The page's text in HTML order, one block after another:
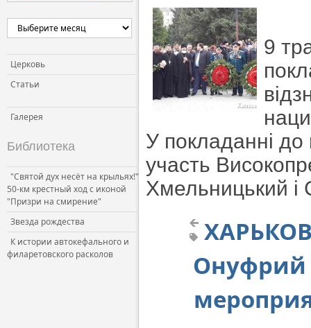
Церковь
Статьи
Галерея
Библиотека
"Святой дух несёт на крыльях!"
50-км крестный ход с иконой
"Призри на смирение"
Звезда рождества
К истории автокефального и
филаретовского расколов
9
У покладанні до
участь
Хмельницький і
Онуфрий